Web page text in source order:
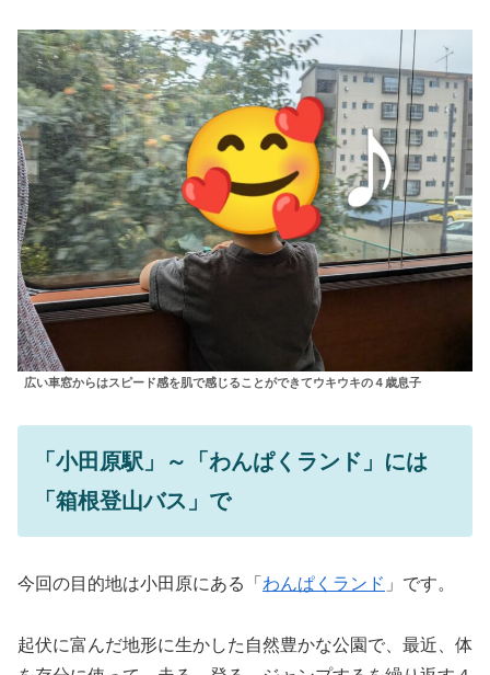
広い車窓からはスピード感を肌で感じることができてウキウキの４歳息子
「小田原駅」～「わんぱくランド」には
「箱根登山バス」で
今回の目的地は小田原にある「 わんぱくランド 」です。
起伏に富んだ地形に生かした自然豊かな公園で、最近、体